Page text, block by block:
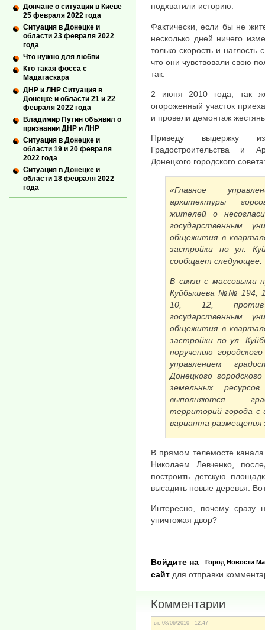
подхватили историю.
Фактически, если бы не
несколько дней ничего
только скорость и наглость
что они чувствовали свою
так.
2 июня 2010 года, так
огороженный участок
и провели демонтаж
Приведу выдержку
Градостроительства и
Донецкого городского
«Главное
архитектуры
жителей о
государственным
общежития в
застройки по ул.
сообщает следующее:
В связи с массовыми
Куйбышева №№ 194,
10, 12, против
государственным
общежития в
застройки по ул.
поручению
управлением
Донецкого
земельных
выполняются
территорий города с
варианта
В прямом телемосте канала
Николаем Левченко,
построить детскую
высадить новые деревья.
Интересно, почему сразу
уничтожая двор?
Город Новости
Войдите на
сайт для отправки
Комментарии
вт, 08/06/2010 - 12:47
Дончане о ситуации в Киеве
25 февраля 2022 года
Ситуация в Донецке и
области 23 февраля 2022
года
Что нужно для любви
Кто такая фосса с
Мадагаскара
ДНР и ЛНР Ситуация в
Донецке и области 21 и 22
февраля 2022 года
Владимир Путин объявил о
признании ДНР и ЛНР
Ситуация в Донецке и
области 19 и 20 февраля
2022 года
Ситуация в Донецке и
области 18 февраля 2022
года